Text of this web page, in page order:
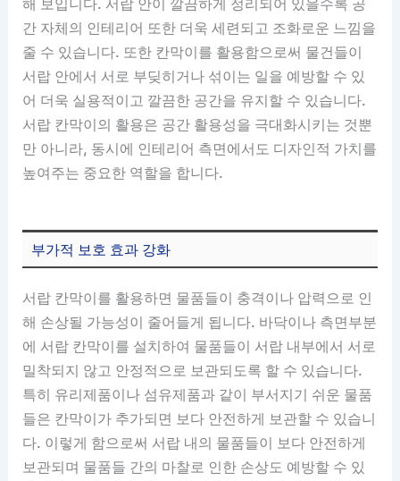
간 자체의 인테리어 또한 더욱 세련되고 조화로운 느낌을
줄 수 있습니다. 또한 칸막이를 활용함으로써 물건들이
서랍 안에서 서로 부딪히거나 섞이는 일을 예방할 수 있
어 더욱 실용적이고 깔끔한 공간을 유지할 수 있습니다.
서랍 칸막이의 활용은 공간 활용성을 극대화시키는 것뿐
만 아니라, 동시에 인테리어 측면에서도 디자인적 가치를
높여주는 중요한 역할을 합니다.
부가적 보호 효과 강화
서랍 칸막이를 활용하면 물품들이 충격이나 압력으로 인
해 손상될 가능성이 줄어들게 됩니다. 바닥이나 측면부분
에 서랍 칸막이를 설치하여 물품들이 서랍 내부에서 서로
밀착되지 않고 안정적으로 보관되도록 할 수 있습니다.
특히 유리제품이나 섬유제품과 같이 부서지기 쉬운 물품
들은 칸막이가 추가되면 보다 안전하게 보관할 수 있습니
다. 이렇게 함으로써 서랍 내의 물품들이 보다 안전하게
보관되며 물품들 간의 마찰로 인한 손상도 예방할 수 있